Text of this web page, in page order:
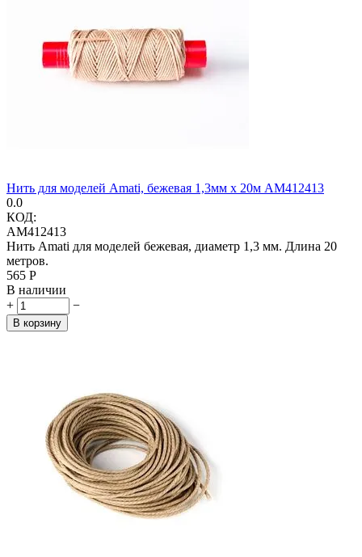
Нить для моделей Amati, бежевая 1,3мм х 20м AM412413
0.0
КОД:
AM412413
Нить Amati для моделей бежевая, диаметр 1,3 мм. Длина 20
метров.
‍565‍ Р
В наличии
+
−
В корзину